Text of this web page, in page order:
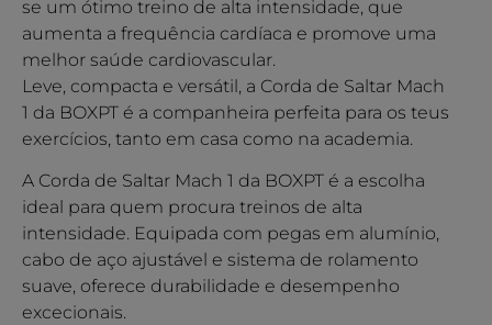
se um ótimo treino de alta intensidade, que
aumenta a frequência cardíaca e promove uma
melhor saúde cardiovascular.
Leve, compacta e versátil, a Corda de Saltar Mach
1 da BOXPT é a companheira perfeita para os teus
exercícios, tanto em casa como na academia.
A Corda de Saltar Mach 1 da BOXPT é a escolha
ideal para quem procura treinos de alta
intensidade. Equipada com pegas em alumínio,
cabo de aço ajustável e sistema de rolamento
suave, oferece durabilidade e desempenho
excecionais.